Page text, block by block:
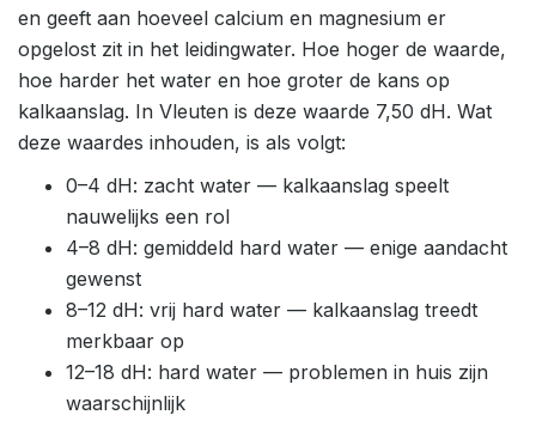
en geeft aan hoeveel calcium en magnesium er
opgelost zit in het leidingwater. Hoe hoger de waarde,
hoe harder het water en hoe groter de kans op
kalkaanslag. In Vleuten is deze waarde 7,50 dH. Wat
deze waardes inhouden, is als volgt:
0–4 dH: zacht water — kalkaanslag speelt
nauwelijks een rol
4–8 dH: gemiddeld hard water — enige aandacht
gewenst
8–12 dH: vrij hard water — kalkaanslag treedt
merkbaar op
12–18 dH: hard water — problemen in huis zijn
waarschijnlijk